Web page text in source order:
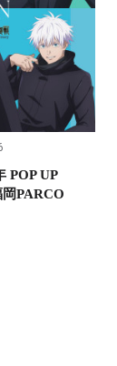
POP UP
岡PARCO